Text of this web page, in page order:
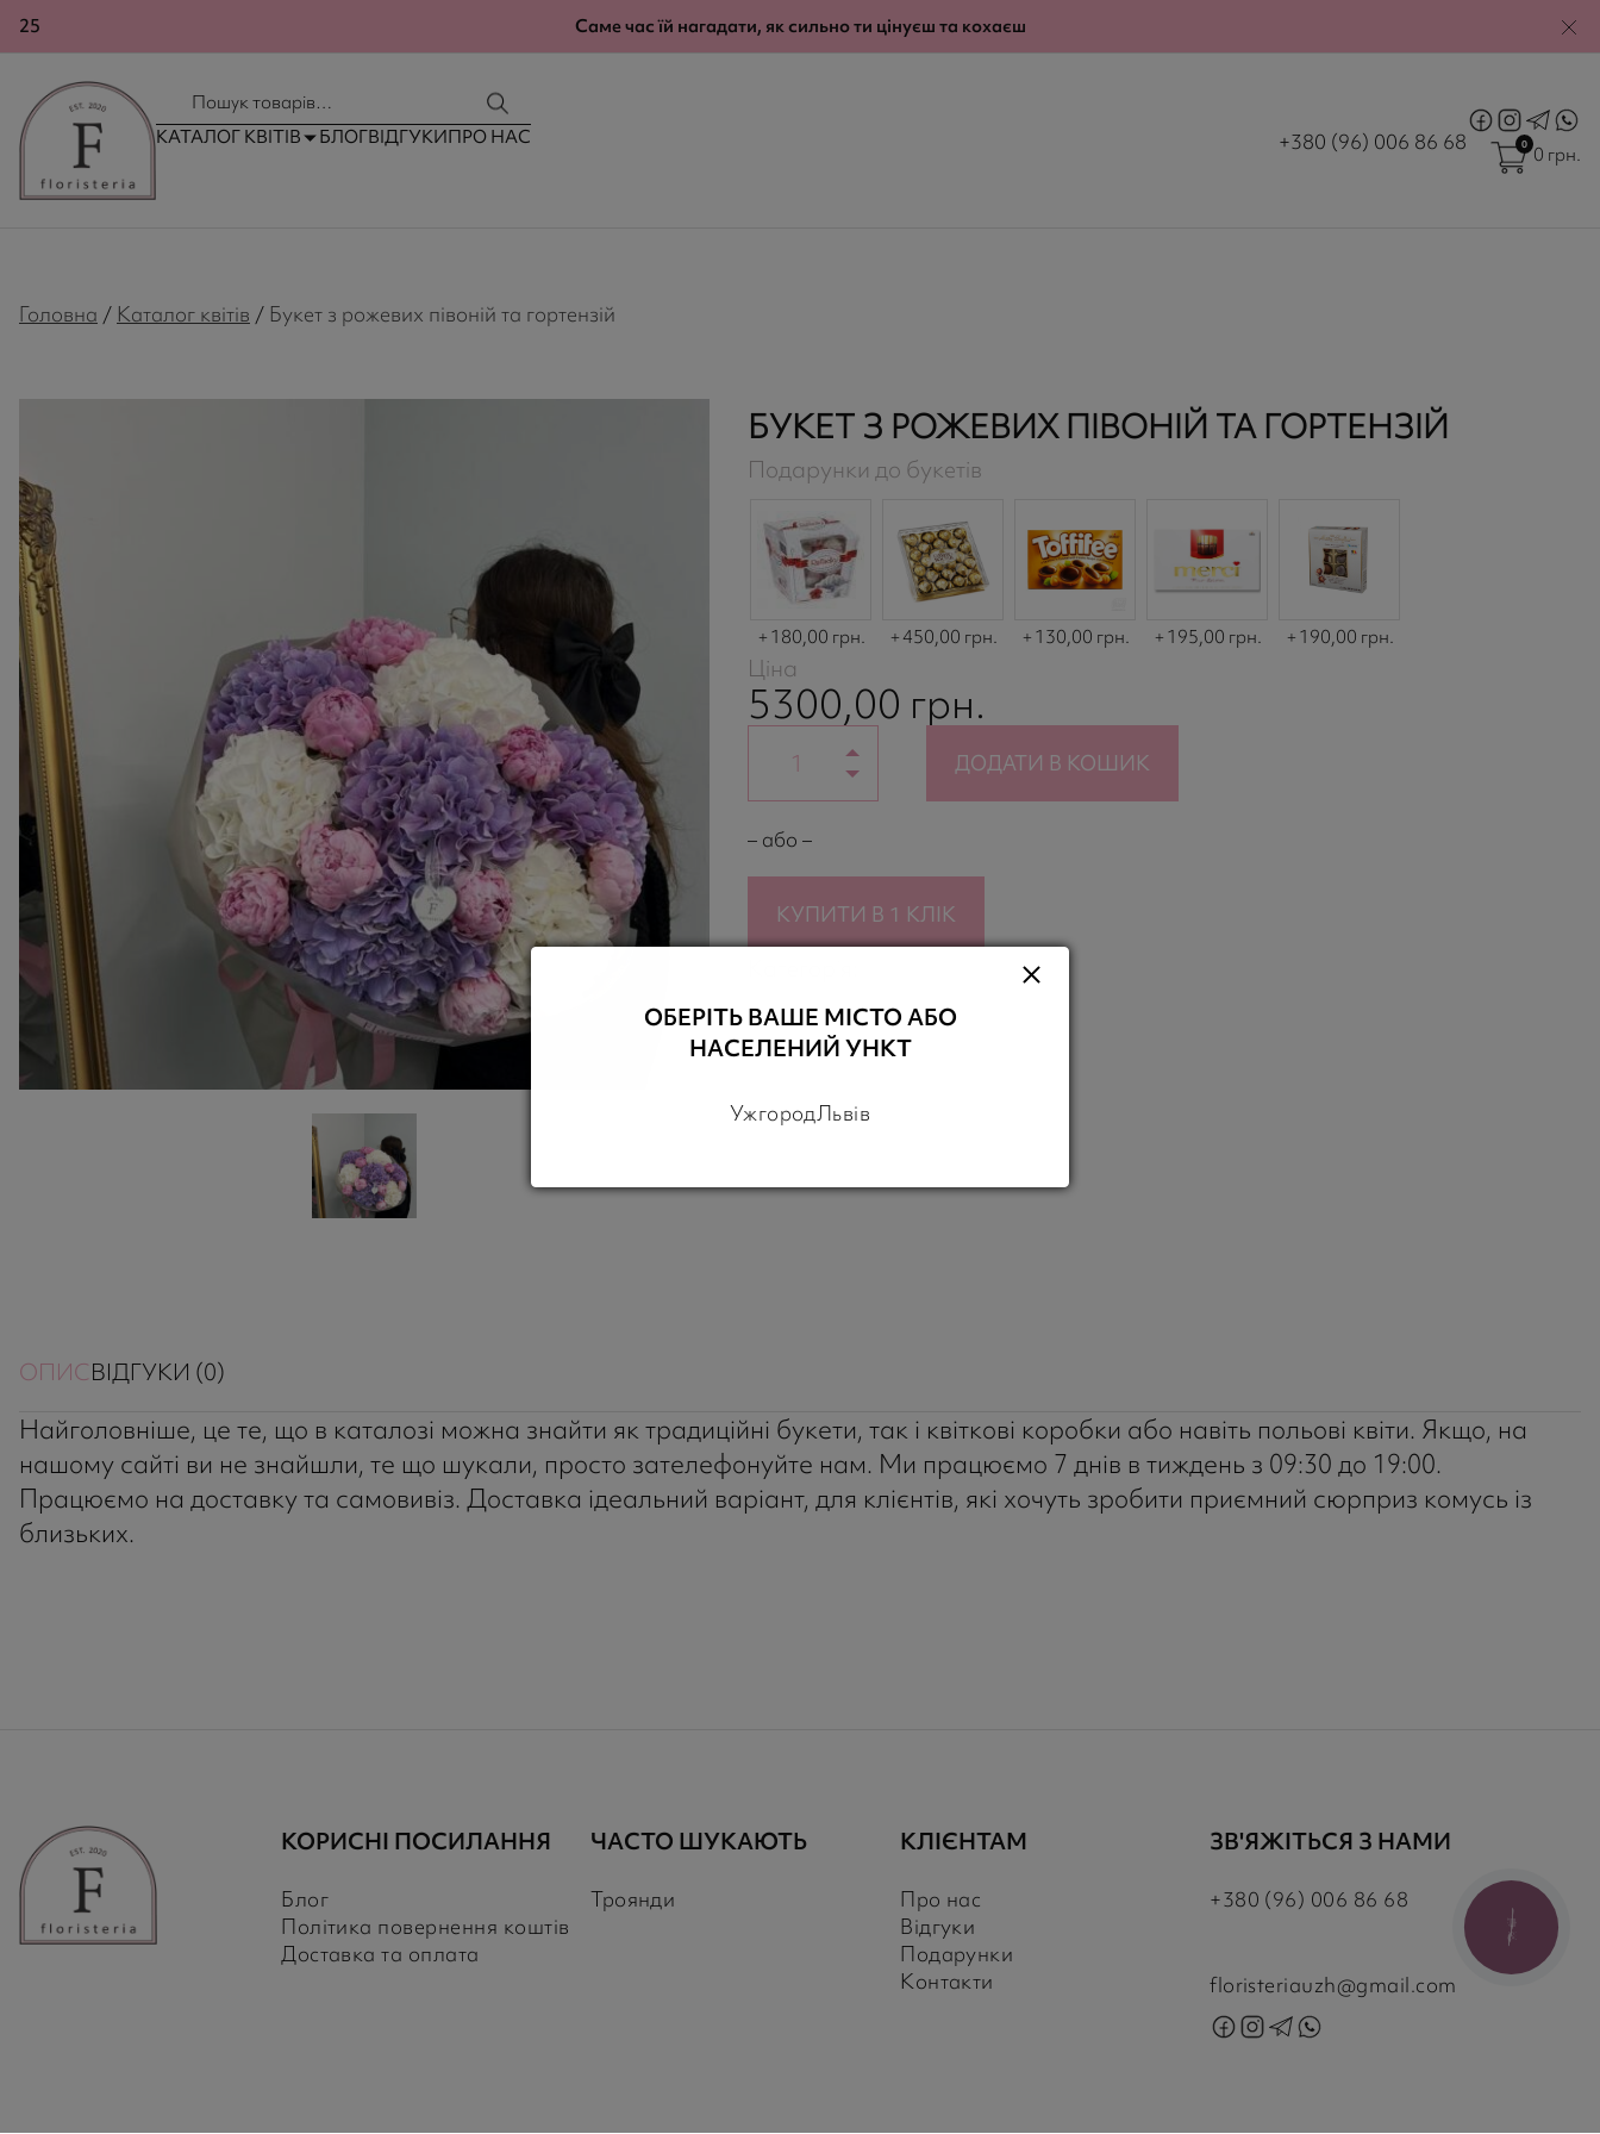
24 Саме час їй нагадати, як сильно ти цінуєш та кохаєш
КОНТАКТИ РЄСТРАЦІЯ
КАТАЛОГ КВІТІВ БЛОГВІДГУКИПРО НАС +380 (96) 006 86 68 0 0 грн.
Головна / Каталог квітів / Букет з рожевих півоній та гортензій
БУКЕТ З РОЖЕВИХ ПІВОНІЙ ТА ГОРТЕНЗІЙ
Подарунки до букетів
180,00 грн. 450,00 грн. 130,00 грн. 195,00 грн. 190,00 грн.
Ціна
5300,00 грн.
ДОДАТИ В КОШИК
– або –
КУПИТИ В 1 КЛІК
ОПИСВІДГУКИ (0)
Найголовніше, це те, що в каталозі можна знайти як традиційні букети, так і квіткові коробки або навіть польові квіти. Якщо, на
нашому сайті ви не знайшли, те що шукали, просто зателефонуйте нам. Ми працюємо 7 днів в тиждень з 09:30 до 19:00.
Працюємо на доставку та самовивіз. Доставка ідеальний варіант, для клієнтів, які хочуть зробити приємний сюрприз комусь із
близьких.
КОРИСНІ ПОСИЛАННЯ
Блог
Політика повернення коштів
Доставка та оплата
ЧАСТО ШУКАЮТЬ
Троянди
КЛІЄНТАМ
Про нас
Відгуки
Подарунки
Контакти
ЗВ'ЯЖІТЬСЯ З НАМИ
+380 (96) 006 86 68
floristeriauzh@gmail.com
ОБЕРІТЬ ВАШЕ МІСТО АБО
НАСЕЛЕНИЙ УНКТ
УжгородЛьвів
КНОПКА
ЗВ'ЯЗКУ